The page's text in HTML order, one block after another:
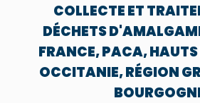
COLLECTE ET
DÉCHETS
FRANCE, PACA, HAUTS
OCCITANIE, RÉGION